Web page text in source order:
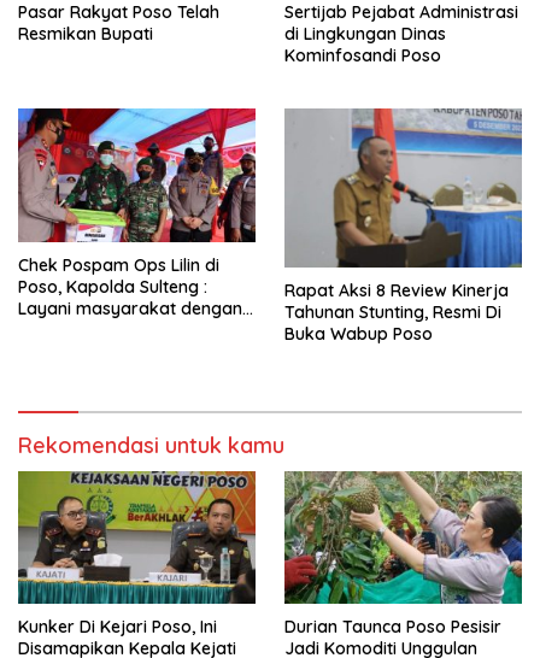
Pasar Rakyat Poso Telah
Resmikan Bupati
Sertijab Pejabat Administrasi
di Lingkungan Dinas
Kominfosandi Poso
Chek Pospam Ops Lilin di
Poso, Kapolda Sulteng :
Layani masyarakat dengan
Rapat Aksi 8 Review Kinerja
Tahunan Stunting, Resmi Di
Buka Wabup Poso
Rekomendasi untuk kamu
Kunker Di Kejari Poso, Ini
Disamapikan Kepala Kejati
Durian Taunca Poso Pesisir
Jadi Komoditi Unggulan